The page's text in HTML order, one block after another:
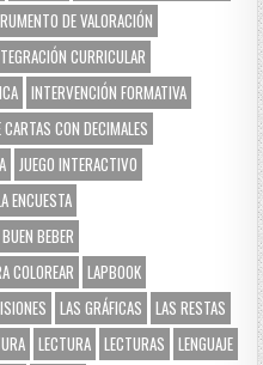
DE VALORACIÓN
CURRICULAR
INTERVENCIÓN FORMATIVA
CARTAS CON DECIMALES
JUEGO INTERACTIVO
ENCUESTA
BEBER
COLOREAR
LAPBOOK
LAS GRÁFICAS
LAS RESTAS
LECTURA LECTURAS
LENGUAJE